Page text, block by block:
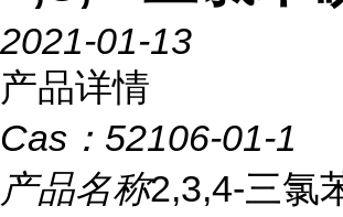
2021-01-13
产品详情
Cas： 52106-01-1
产品名称2,3,4-三氯